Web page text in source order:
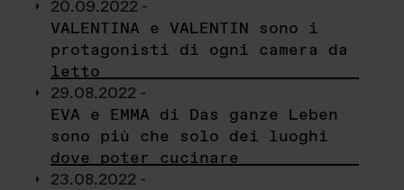
20.09.2022 -
VALENTINA e VALENTIN sono i
protagonisti di ogni camera da
letto
29.08.2022 -
EVA e EMMA di Das ganze Leben
sono più che solo dei luoghi
dove poter cucinare
23.08.2022 -